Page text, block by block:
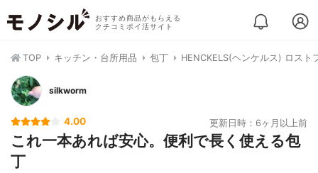
おすすめ商品がもらえる
クチコミポイ活サイト
TOP キッチン・台所用品 包丁 HENCKELS(ヘンケルス) ロス
silkworm
4.00 更新日時：6ヶ月以上前
これ一本あれば安心。便利で長く使える包
丁